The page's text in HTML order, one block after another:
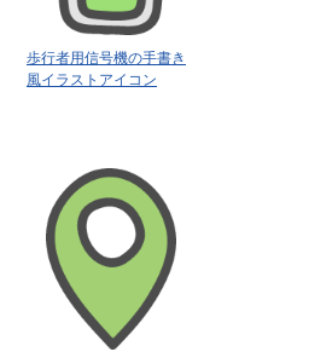
歩行者用信号機の手書き
風イラストアイコン